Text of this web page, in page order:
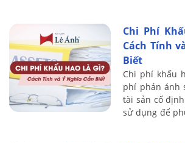
nghiệp. Một ...
Chi Phí Khấu Hao Là Gì?
Cách Tính
Biết
Chi phí khấu
phí phản ánh
tài sản cố
sử dụng để